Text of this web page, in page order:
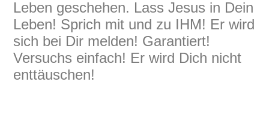
Leben geschehen. Lass Jesus in Dein
Leben! Sprich mit und zu IHM! Er wird
sich bei Dir melden! Garantiert!
Versuchs einfach! Er wird Dich nicht
enttäuschen!